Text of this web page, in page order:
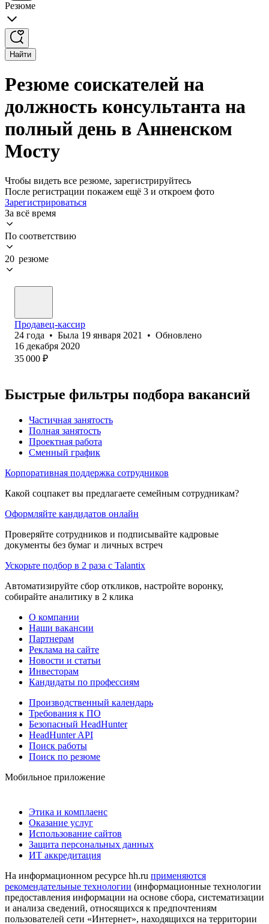
Резюме
Найти
Резюме соискателей на
должность консультанта на
полный день в Анненском
Мосту
Чтобы видеть все резюме, зарегистрируйтесь
После регистрации покажем ещё 3 и откроем фото
Зарегистрироваться
За всё время
По соответствию
20 резюме
Продавец-кассир
24 года • Была 19 января 2021 • Обновлено
16 декабря 2020
35 000 ₽
Быстрые фильтры подбора вакансий
Частичная занятость
Полная занятость
Проектная работа
Сменный график
Корпоративная поддержка сотрудников
Какой соцпакет вы предлагаете семейным сотрудникам?
Оформляйте кандидатов онлайн
Проверяйте сотрудников и подписывайте кадровые
документы без бумаг и личных встреч
Ускорьте подбор в 2 раза с Talantix
Автоматизируйте сбор откликов, настройте воронку,
собирайте аналитику в 2 клика
О компании
Наши вакансии
Партнерам
Реклама на сайте
Новости и статьи
Инвесторам
Кандидаты по профессиям
Производственный календарь
Требования к ПО
Безопасный HeadHunter
HeadHunter API
Поиск работы
Поиск по резюме
Мобильное приложение
Этика и комплаенс
Оказание услуг
Использование сайтов
Защита персональных данных
ИТ аккредитация
На информационном ресурсе hh.ru применяются
рекомендательные технологии (информационные технологии
предоставления информации на основе сбора, систематизации
и анализа сведений, относящихся к предпочтениям
пользователей сети «Интернет», находящихся на территории